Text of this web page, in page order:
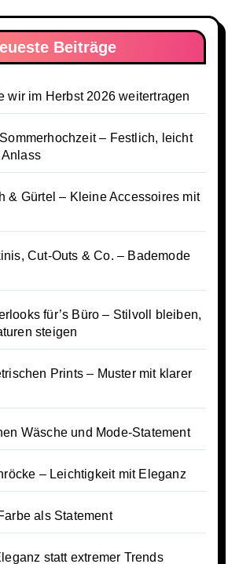
Beiträge
wir im Herbst 2026 weitertragen
– Festlich, leicht
& Gürtel – Kleine Accessoires mit
Cut-Outs & Co. – Bademode
für’s Büro – Stilvoll bleiben,
steigen
Prints – Muster mit klarer
Wäsche und Mode-Statement
– Leichtigkeit mit Eleganz
als Statement
statt extremer Trends